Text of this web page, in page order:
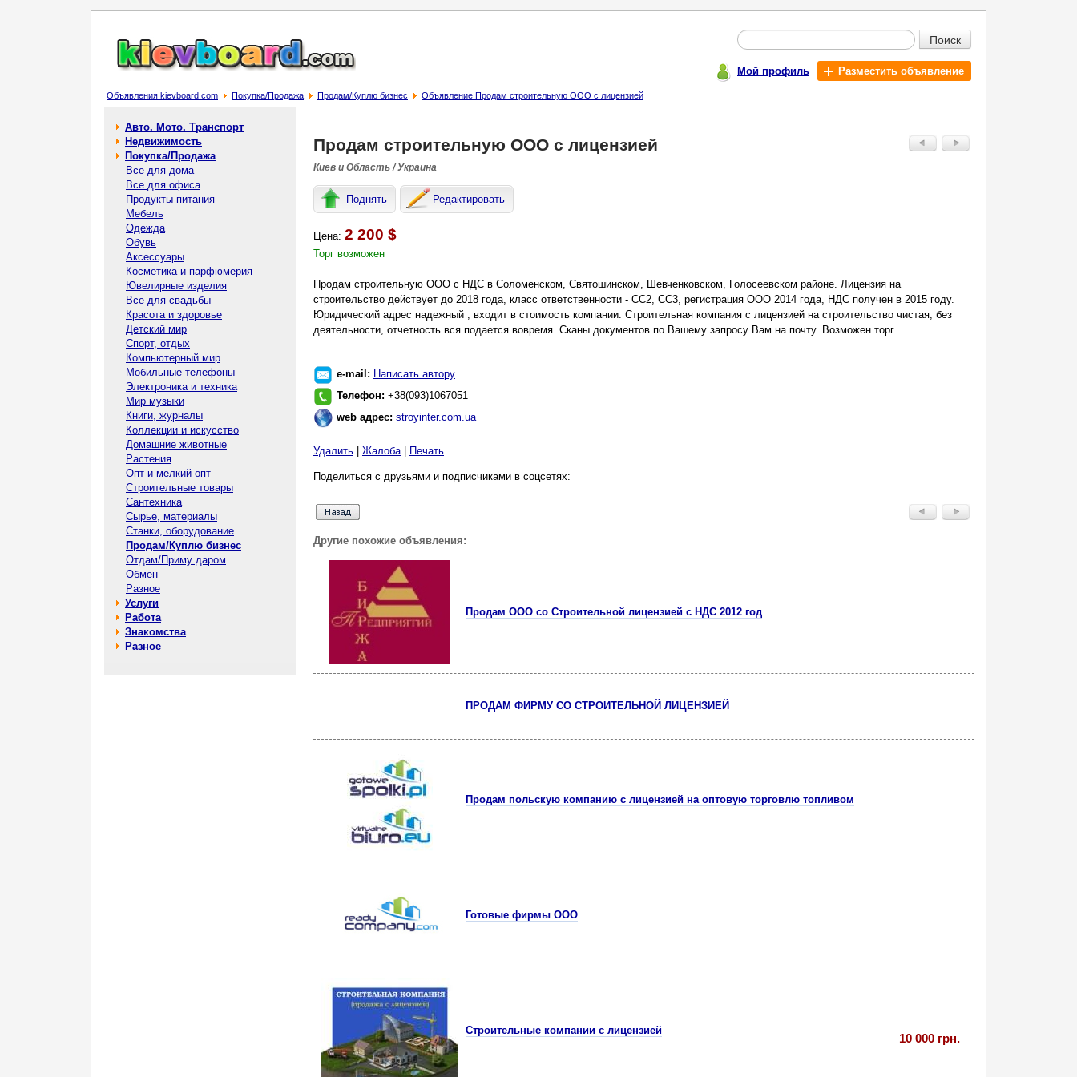
Поиск
Мой профиль Разместить объявление
Объявления kievboard.com Покупка/Продажа Продам/Куплю бизнес Объявление Продам строительную ООО с лицензией
Авто. Мото. Транспорт
Недвижимость
Покупка/Продажа
Все для дома
Все для офиса
Продукты питания
Мебель
Одежда
Обувь
Аксессуары
Косметика и парфюмерия
Ювелирные изделия
Все для свадьбы
Красота и здоровье
Детский мир
Спорт, отдых
Компьютерный мир
Мобильные телефоны
Электроника и техника
Мир музыки
Книги, журналы
Коллекции и искусство
Домашние животные
Растения
Опт и мелкий опт
Строительные товары
Сантехника
Сырье, материалы
Станки, оборудование
Продам/Куплю бизнес
Отдам/Приму даром
Обмен
Разное
Услуги
Работа
Знакомства
Разное
Продам строительную ООО с лицензией
Киев и Область / Украина
Поднять Редактировать
Цена: 2 200 $
Торг возможен
Продам строительную ООО с НДС в Соломенском, Святошинском, Шевченковском, Голосеевском районе. Лицензия на
строительство действует до 2018 года, класс ответственности - СС2, СС3, регистрация ООО 2014 года, НДС получен в 2015 году.
Юридический адрес надежный , входит в стоимость компании. Строительная компания с лицензией на строительство чистая, без
деятельности, отчетность вся подается вовремя. Сканы документов по Вашему запросу Вам на почту. Возможен торг.
e-mail: Написать автору
Телефон: +38(093)1067051
web адрес: stroyinter.com.ua
Удалить Жалоба| Печать
Поделиться с друзьями и подписчиками в соцсетях:
Другие похожие объявления:
Продам ООО со Строительной лицензией с НДС 2012 год
ПРОДАМ ФИРМУ СО СТРОИТЕЛЬНОЙ ЛИЦЕНЗИЕЙ
Продам польскую компанию с лицензией на оптовую торговлю топливом
Готовые фирмы ООО
Строительные компании с лицензией
10 000 грн.